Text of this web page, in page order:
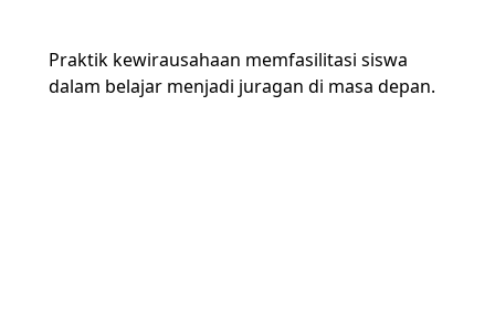
Praktik kewirausahaan memfasilitasi siswa
dalam belajar menjadi juragan di masa depan.